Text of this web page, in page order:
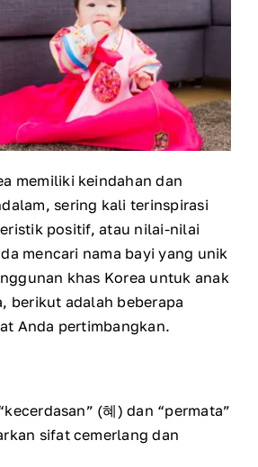
memiliki keindahan dan
sering kali terinspirasi
positif, atau nilai-nilai
mencari nama bayi yang unik
khas Korea untuk anak
berikut adalah beberapa
Anda pertimbangkan.
(혜) dan “permata”
sifat cemerlang dan